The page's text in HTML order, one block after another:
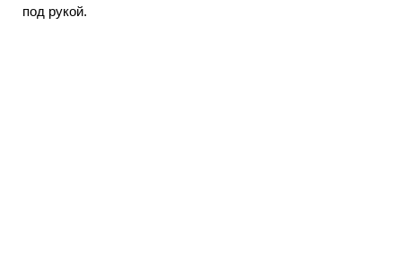
под рукой.